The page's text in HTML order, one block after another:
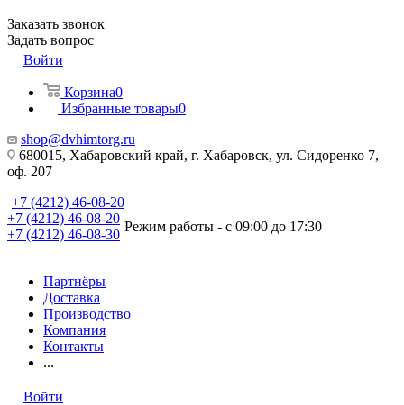
Заказать звонок
Задать вопрос
Войти
Корзина0
Избранные товары0
shop@dvhimtorg.ru
680015, Хабаровский край, г. Хабаровск, ул. Сидоренко 7,
оф. 207
+7 (4212) 46-08-20
+7 (4212) 46-08-20
+7 (4212) 46-08-30
Режим работы - с 09:00 до 17:30
Партнёры
Доставка
Производство
Компания
Контакты
...
Войти